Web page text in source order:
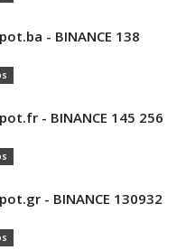
- BINANCE 138
- BINANCE 145 256
- BINANCE 130932